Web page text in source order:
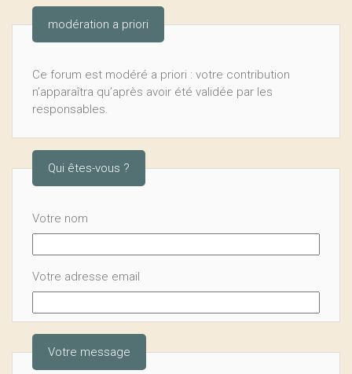
modération a priori
Ce forum est modéré a priori : votre contribution
n’apparaîtra qu’après avoir été validée par les
responsables.
Qui êtes-vous ?
Votre nom
Votre adresse email
Votre message